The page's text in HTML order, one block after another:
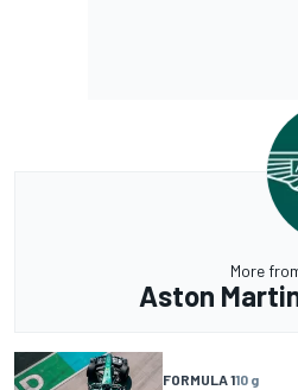
More
Aston
FORMULA 110 g